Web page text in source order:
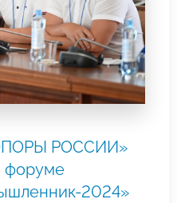
РОССИИ»
форуме
2024»